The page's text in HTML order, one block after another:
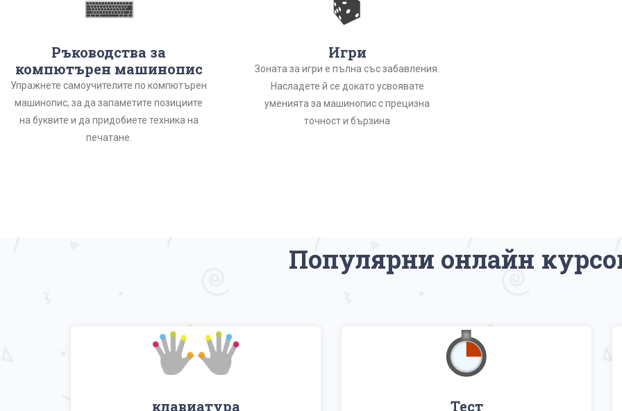
Ръководства за
компютърен машинопис
Упражнете самоучителите по компютърен
машинопис, за да запаметите позициите
на буквите и да придобиете техника на
печатане.
Игри
Зоната за игри е пълна със забавления.
Насладете й се докато усвоявате
уменията за машинопис с прецизна
точност и бързина
Популярни онлайн
клавиатура Тест